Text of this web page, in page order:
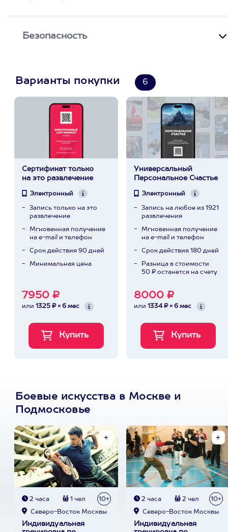
Безопасность
Варианты покупки 6
Сертификат только
на это развлечение
Электронный
Запись только на это
развлечение
Мгновенная получение
на e-mail и телефон
Срок действия 90 дней
Минимальная цена
7950 ₽
или 1325 ₽ × 6 мес
Универсальный
Персональное Счастье
Электронный
Запись на любое из 1921
развлечения
Мгновенная получение
на e-mail и телефон
Срок действия 180 дней
Разница в стоимости
50 ₽ останется на счету
8000 ₽
или 1334 ₽ × 6 мес
Боевые искусства в Москве и
Подмосковье
2 часа 1 чел 10+
Северо-Восток Москвы
Индивидуальная
2 часа 2 чел 10+
Северо-Восток Москвы
Индивидуальная